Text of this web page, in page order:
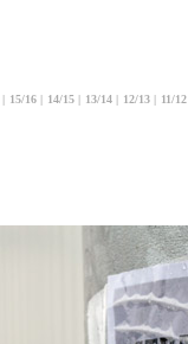
| 15/16 | 14/15 | 13/14 | 12/13 | 11/12